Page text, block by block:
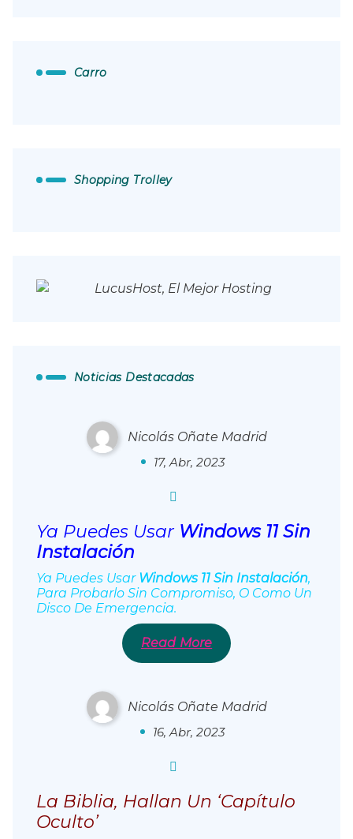
Carro
Shopping Trolley
Noticias Destacadas
Instalación
Nicolás Oñate Madrid
17, Abr, 2023
Ya Puedes Usar Windows 11 Sin
Instalación
Ya Puedes Usar Windows 11 Sin Instalación,
Para Probarlo Sin Compromiso, O Como Un
Disco De Emergencia.
Read More
La Biblia, Hallan Un ‘capítulo Oculto’
Nicolás Oñate Madrid
16, Abr, 2023
La Biblia, Hallan Un ‘capítulo
Oculto’